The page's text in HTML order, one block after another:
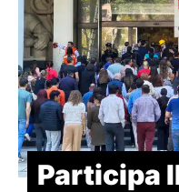
Participa